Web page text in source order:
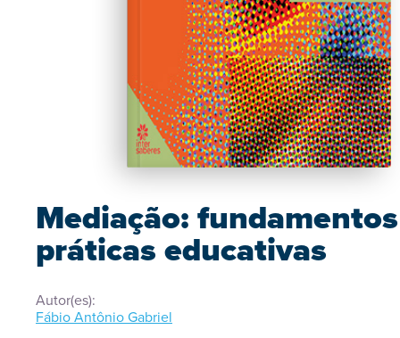
Mediação:
práticas educativas
Autor(es):
Fábio Antônio Gabriel